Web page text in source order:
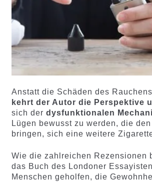
Anstatt die Schäden des
kehrt der Autor die Perspektive
sich der dysfunktionalen
Lügen bewusst zu werden, die
bringen, sich eine weitere
Wie die zahlreichen Rezensionen
das Buch des Londoner
Menschen geholfen, die